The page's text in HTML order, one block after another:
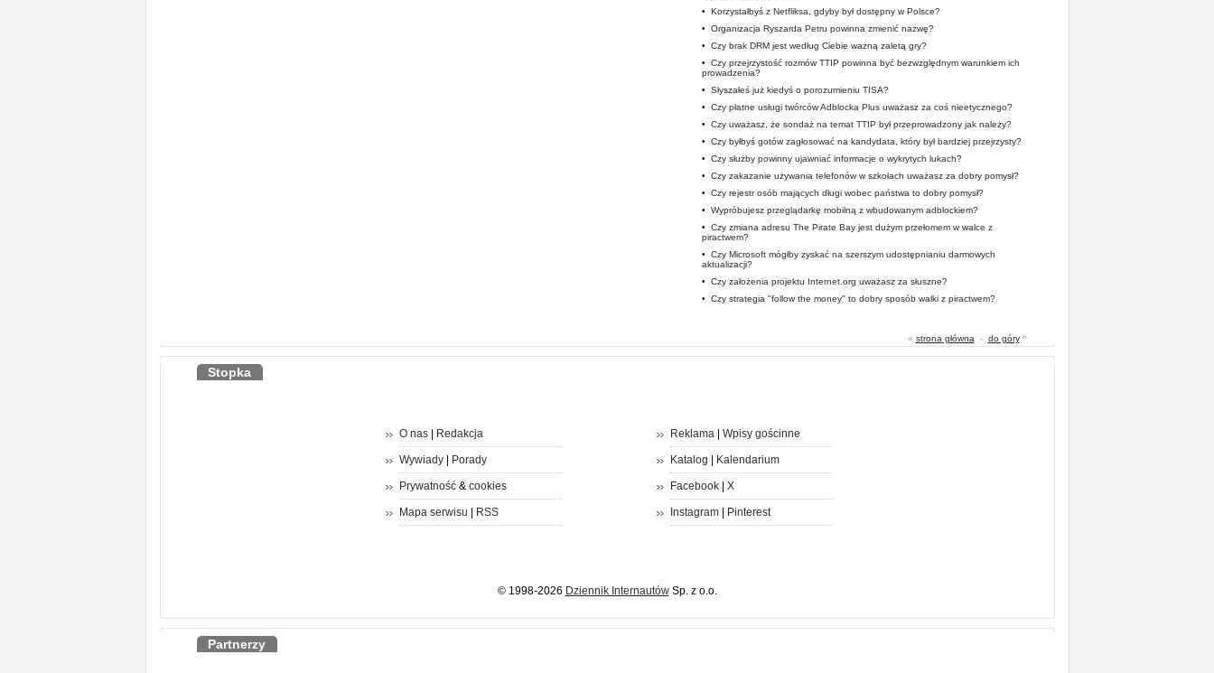
• Korzystałbyś z Netfliksa, gdyby był dostępny w Polsce?
• Organizacja Ryszarda Petru powinna zmienić nazwę?
• Czy brak DRM jest według Ciebie ważną zaletą gry?
• Czy przejrzystość rozmów TTIP powinna być bezwzględnym warunkiem ich
prowadzenia?
• Słyszałeś już kiedyś o porozumieniu TISA?
• Czy płatne usługi twórców Adblocka Plus uważasz za coś nieetycznego?
• Czy uważasz, że sondaż na temat TTIP był przeprowadzony jak należy?
• Czy byłbyś gotów zagłosować na kandydata, który był bardziej przejrzysty?
• Czy służby powinny ujawniać informacje o wykrytych lukach?
• Czy zakazanie używania telefonów w szkołach uważasz za dobry pomysł?
• Czy rejestr osób mających długi wobec państwa to dobry pomysł?
• Wypróbujesz przeglądarkę mobilną z wbudowanym adblockiem?
• Czy zmiana adresu The Pirate Bay jest dużym przełomem w walce z
piractwem?
• Czy Microsoft mógłby zyskać na szerszym udostępnianiu darmowych
aktualizacji?
• Czy założenia projektu Internet.org uważasz za słuszne?
• Czy strategia "follow the money" to dobry sposób walki z piractwem?
« strona główna - do góry^
Stopka
O nas| Redakcja
Wywiady| Porady
Prywatność& cookies
Mapa serwisu RSS
Reklama| Wpisy gościnne
Katalog Kalendarium
Facebook| X
Instagram| Pinterest
© 1998-2026 Dziennik InternautówSp. z o.o.
Partnerzy